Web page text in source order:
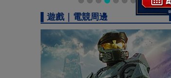
▌遊戲｜電競周邊